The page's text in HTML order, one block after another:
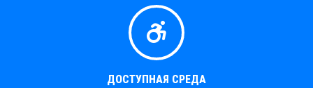
ДОСТУПНАЯ СРЕДА